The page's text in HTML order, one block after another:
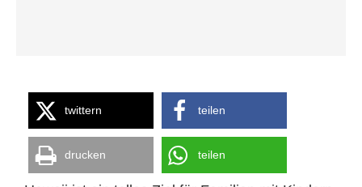
twittern teilen
drucken teilen